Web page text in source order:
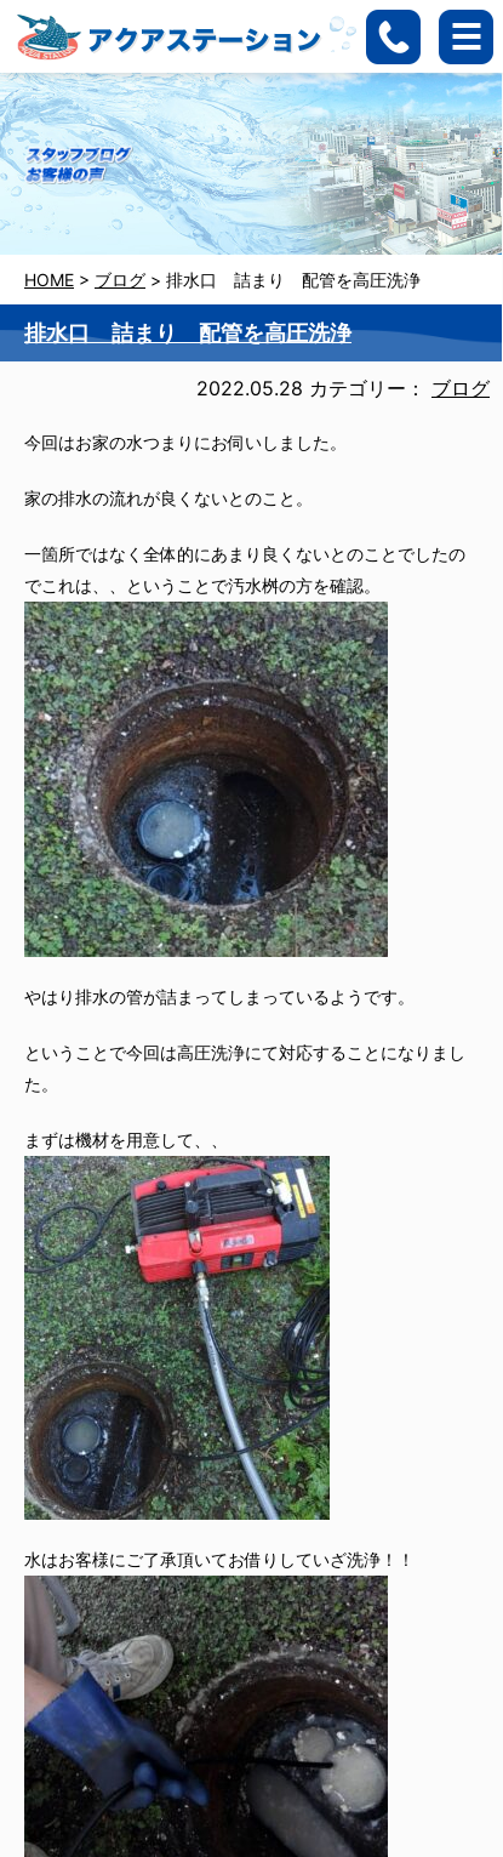
HOME > ブログ > 排水口 詰まり 配管を高圧洗浄
排水口 詰まり 配管を高圧洗浄
2022.05.28 カテゴリー： ブログ
今回はお家の水つまりにお伺いしました。
家の排水の流れが良くないとのこと。
一箇所ではなく全体的にあまり良くないとのことでしたの
でこれは、、ということで汚水桝の方を確認。
やはり排水の管が詰まってしまっているようです。
ということで今回は高圧洗浄にて対応することになりまし
た。
まずは機材を用意して、、
水はお客様にご了承頂いてお借りしていざ洗浄！！